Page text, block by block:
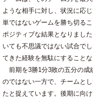
ような相手に対し、状況に応
単ではないゲームを勝ち切る
ポジティブな結果となりまし
いても不思議ではない試合で
てきた経験を無駄にすること
前期を3勝1分3敗の五分の成
のではない一方で、チームと
たと捉えています。後期に向